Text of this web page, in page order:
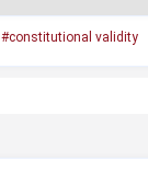
#constitutional validity